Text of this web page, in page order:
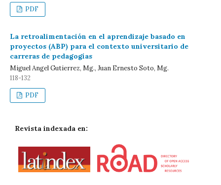
PDF
La retroalimentación en el aprendizaje basado en
proyectos (ABP) para el contexto universitario de
carreras de pedagogías
Miguel Angel Gutierrez, Mg., Juan Ernesto Soto, Mg.
118-132
PDF
Revista indexada en: